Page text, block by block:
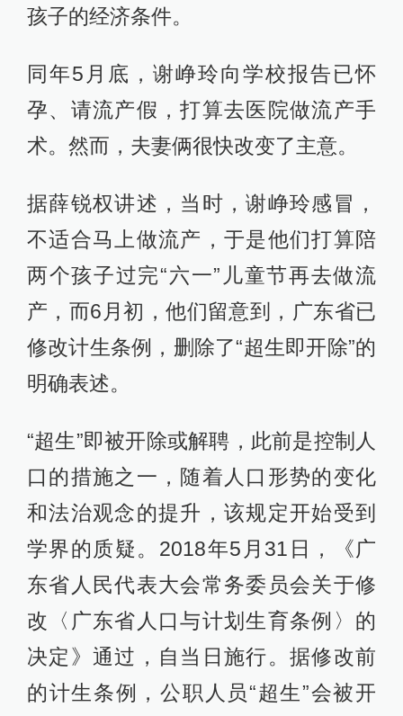
孩子的经济条件。
同年5月底，谢峥玲向学校报告已怀
孕、请流产假，打算去医院做流产手
术。然而，夫妻俩很快改变了主意。
据薛锐权讲述，当时，谢峥玲感冒，
不适合马上做流产，于是他们打算陪
两个孩子过完“六一”儿童节再去做流
产，而6月初，他们留意到，广东省已
修改计生条例，删除了“超生即开除”的
明确表述。
“超生”即被开除或解聘，此前是控制人
口的措施之一，随着人口形势的变化
和法治观念的提升，该规定开始受到
学界的质疑。2018年5月31日，《广
东省人民代表大会常务委员会关于修
改〈广东省人口与计划生育条例〉的
决定》通过，自当日施行。据修改前
的计生条例，公职人员“超生”会被开